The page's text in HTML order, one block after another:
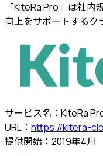
「KiteRa Pro」は社
向上をサポートするク
サービス名：KiteRa
URL： https://kitera-
提供開始：2019年4月